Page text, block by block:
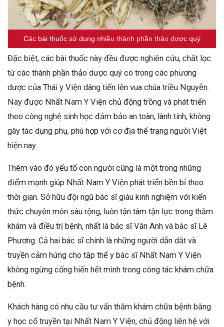
Các bài thuốc sử dụng nhiều thành phần thảo dược quý
Đặc biệt, các bài thuốc này đều được nghiên cứu, chắt lọc
từ các thành phần thảo dược quý có trong các phương
dược của Thái y Viện dâng tiến lên vua chúa triều Nguyễn.
Nay được Nhất Nam Y Viện chủ động trồng và phát triển
theo công nghệ sinh học đảm bảo an toàn, lành tính, không
gây tác dụng phụ, phù hợp với cơ địa thể trạng người Việt
hiện nay.
Thêm vào đó yếu tố con người cũng là một trong những
điểm mạnh giúp Nhất Nam Y Viện phát triển bền bỉ theo
thời gian. Sở hữu đội ngũ bác sĩ giàu kinh nghiệm với kiến
thức chuyên môn sâu rộng, luôn tận tâm tận lực trong thăm
khám và điều trị bệnh, nhất là bác sĩ Vân Anh và bác sĩ Lê
Phương. Cả hai bác sĩ chính là những người dẫn dắt và
truyền cảm hứng cho tập thể y bác sĩ Nhất Nam Y Viện
không ngừng cống hiến hết mình trong công tác khám chữa
bệnh.
Khách hàng có nhu cầu tư vấn thăm khám chữa bệnh bằng
y học cổ truyền tại Nhất Nam Y Viện, chủ động liên hệ với